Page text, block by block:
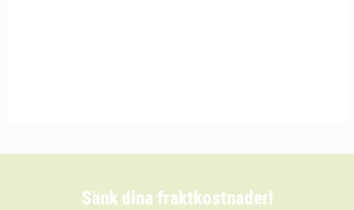
Sänk dina fraktkostnader!